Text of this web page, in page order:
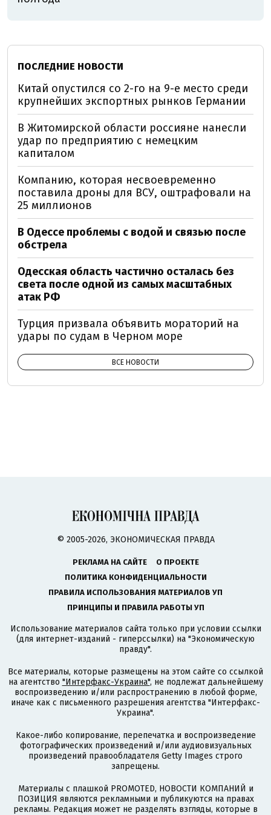
ПОСЛЕДНИЕ НОВОСТИ
Китай опустился со 2-го на 9-е место среди
крупнейших экспортных рынков Германии
В Житомирской области россияне нанесли
удар по предприятию с немецким
капиталом
Компанию, которая несвоевременно
поставила дроны для ВСУ, оштрафовали на
25 миллионов
В Одессе проблемы с водой и связью после
обстрела
Одесская область частично осталась без
света после одной из самых масштабных
атак РФ
Турция призвала объявить мораторий на
удары по судам в Черном море
ВСЕ НОВОСТИ
© 2005-2026, ЭКОНОМИЧЕСКАЯ ПРАВДА
РЕКЛАМА НА САЙТЕ
О ПРОЕКТЕ
ПОЛИТИКА КОНФИДЕНЦИАЛЬНОСТИ
ПРАВИЛА ИСПОЛЬЗОВАНИЯ МАТЕРИАЛОВ УП
ПРИНЦИПЫ И ПРАВИЛА РАБОТЫ УП
Использование материалов сайта только при условии ссылки
(для интернет-изданий - гиперссылки) на "Экономическую
правду".
Все материалы, которые размещены на этом сайте со ссылкой
на агентство "Интерфакс-Украина", не подлежат дальнейшему
воспроизведению и/или распространению в любой форме,
иначе как с письменного разрешения агентства "Интерфакс-
Украина".
Какое-либо копирование, перепечатка и воспроизведение
фотографических произведений и/или аудиовизуальных
произведений правообладателя Getty Images строго
запрещены.
Материалы с плашкой PROMOTED, НОВОСТИ КОМПАНИЙ и
ПОЗИЦИЯ являются рекламными и публикуются на правах
рекламы. Редакция может не разделять взгляды, которые в